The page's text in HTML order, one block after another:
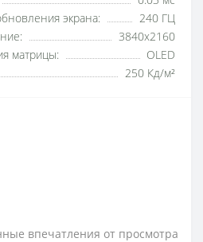
экрана:
240 ГЦ
3840x2160
матрицы:
OLED
250 Кд/м²
впечатления от просмотра